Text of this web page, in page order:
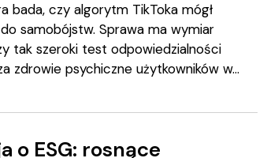
bada, czy algorytm TikToka mógł
samobójstw. Sprawa ma wymiar
tak szeroki test odpowiedzialności
zdrowie psychiczne użytkowników w
o ESG: rosnące